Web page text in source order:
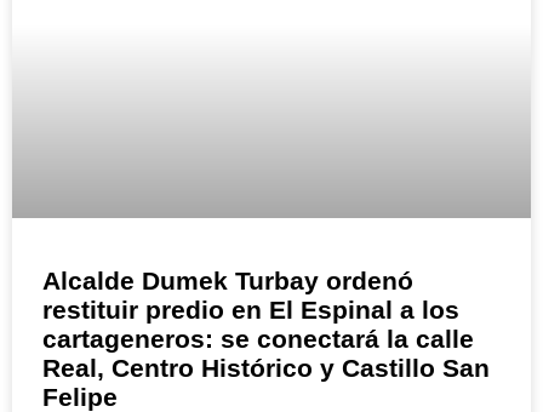
Alcalde Dumek Turbay ordenó
restituir predio en El Espinal a los
cartageneros: se conectará la calle
Real, Centro Histórico y Castillo San
Felipe